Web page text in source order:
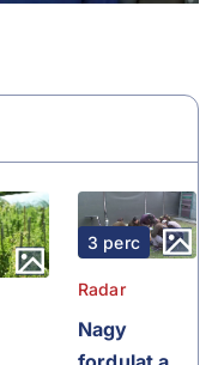
3 perc
Radar
Nagy